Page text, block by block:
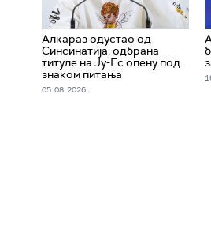
Алкараз одустао од
Синсинатија, одбрана
титуле на Ју-Ес опену под
знаком питања
05. 08. 2026.